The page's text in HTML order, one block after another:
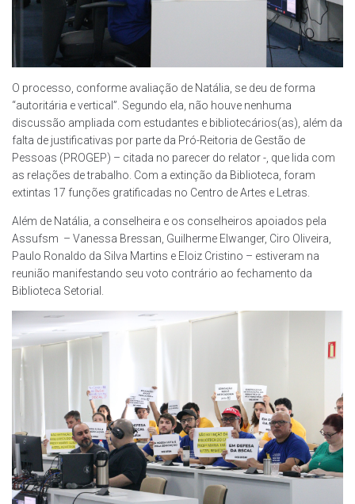
O processo, conforme avaliação de Natália, se deu de forma
“autoritária e vertical”. Segundo ela, não houve nenhuma
discussão ampliada com estudantes e bibliotecários(as), além da
falta de justificativas por parte da Pró-Reitoria de Gestão de
Pessoas (PROGEP) – citada no parecer do relator -, que lida com
as relações de trabalho. Com a extinção da Biblioteca, foram
extintas 17 funções gratificadas no Centro de Artes e Letras.
Além de Natália, a conselheira e os conselheiros apoiados pela
Assufsm – Vanessa Bressan, Guilherme Elwanger, Ciro Oliveira,
Paulo Ronaldo da Silva Martins e Eloiz Cristino – estiveram na
reunião manifestando seu voto contrário ao fechamento da
Biblioteca Setorial.